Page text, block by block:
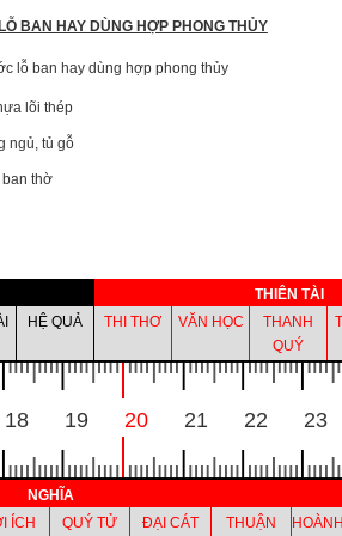
BAN HAY DÙNG HỢP PHONG THỦY
lỗ ban hay dùng hợp phong thủy
lõi thép
ngủ, tủ gỗ
thờ
HỆ QUẢ
THIÊN TÀI
THI THƠ
VĂN HỌC
THANH
QUÝ
18 19 20 21 22 23
NGHĨA
ÍCH QUÝ TỬ ĐẠI CÁT
THUẬN